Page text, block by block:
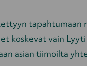
koskevat vain
asian tiimoilta